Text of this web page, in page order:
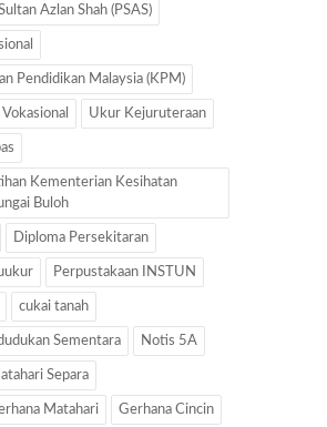
Azlan Shah (PSAS)
Pendidikan Malaysia (KPM)
Ukur Kejuruteraan
Kementerian Kesihatan
Buloh
Diploma Persekitaran
Perpustakaan INSTUN
cukai tanah
Sementara Notis 5A
Separa
Matahari Gerhana Cincin